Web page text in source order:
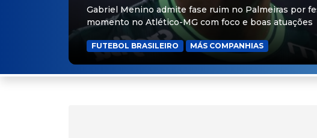
Gabriel Menino admite fase ruim no Palmeiras por
momento no Atlético-MG com foco e boas atuações
FUTEBOL BRASILEIRO MÁS COMPANHIAS